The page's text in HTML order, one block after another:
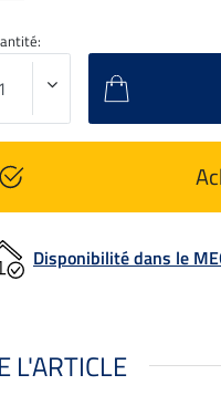
Disponibilité dans le
L'ARTICLE